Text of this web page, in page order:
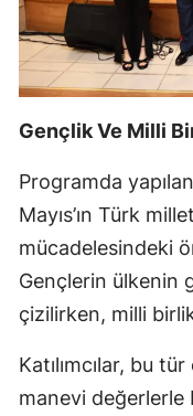
Gençlik Ve Milli
Programda
Mayıs’ın Türk
mücadelesindeki
Gençlerin ülkenin
çizilirken, milli
Katılımcılar, bu
manevi değerlerle